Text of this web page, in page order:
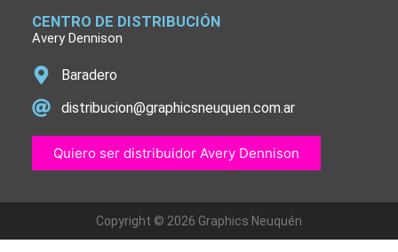
CENTRO DE DISTRIBUCIÓN
Avery Dennison
Baradero
distribucion@graphicsneuquen.com.ar
Quiero ser distribuidor Avery Dennison
Copyright © 2026 Graphics Neuquén